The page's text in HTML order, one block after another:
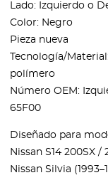
Lado: Izquierdo o
Color: Negro
Pieza nueva
Tecnología/
polímero
Número OEM:
65F00
Diseñado para
Nissan S14 200SX /
Nissan Silvia